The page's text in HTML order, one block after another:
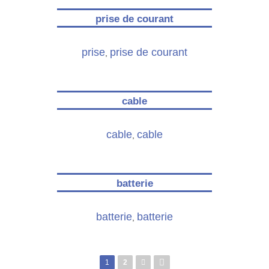
prise de courant
prise prise de courant
cable
cable cable
batterie
batterie batterie
1 2